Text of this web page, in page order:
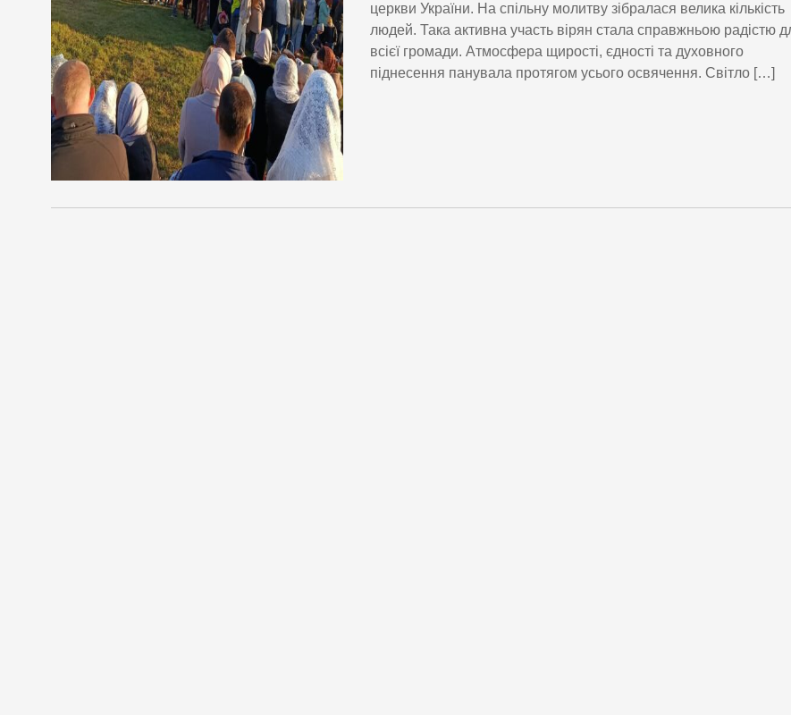
церкви України. На спільну молитву зібралася велика кількість
людей. Така активна участь вірян стала справжньою радістю
всієї громади. Атмосфера щирості, єдності та духовного
піднесення панувала протягом усього освячення. Світло […]